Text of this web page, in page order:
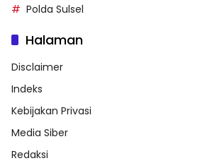
Polda Sulsel
Halaman
Disclaimer
Indeks
Kebijakan Privasi
Media Siber
Redaksi